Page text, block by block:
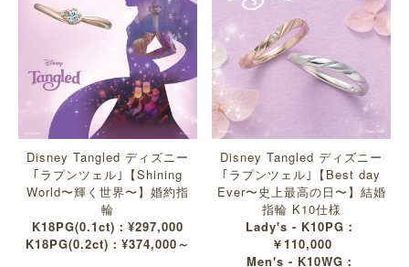
Disney Tangled ディズニー
｢ラプンツェル｣【Shining
World〜輝く世界〜】婚約指
輪
K18PG(0.1ct)：¥297,000
K18PG(0.2ct)：¥374,000～
Disney Tangled ディズニー
｢ラプンツェル｣【Best day
Ever〜史上最高の日〜】結婚
指輪 K10仕様
Lady's - K10PG：
￥110,000
Men's - K10WG：